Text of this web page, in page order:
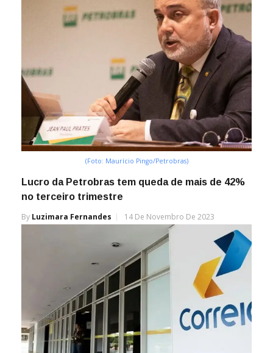
(Foto: Maurício Pingo/Petrobras)
Lucro da Petrobras tem queda de mais de 42%
no terceiro trimestre
By Luzimara Fernandes 14 De Novembro De 2023